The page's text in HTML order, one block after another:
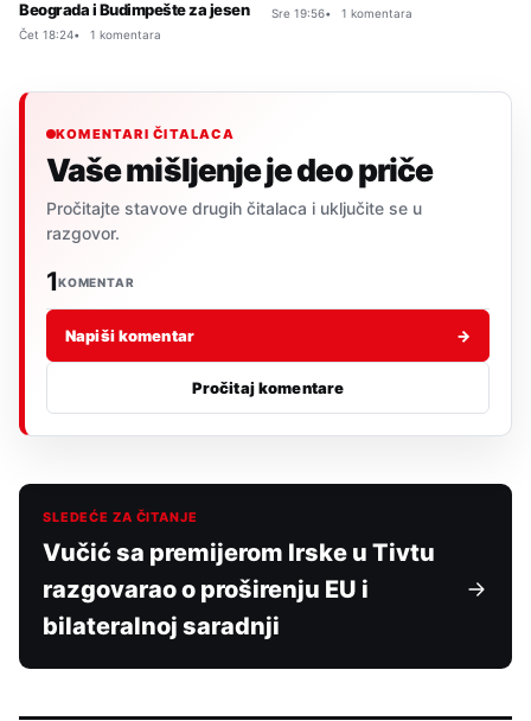
Beograda i Budimpešte za jesen
Čet 18:24 1 komentara
Sre 19:56 1 komentara
KOMENTARI ČITALACA
Vaše mišljenje je deo priče
Pročitajte stavove drugih čitalaca i uključite se u
razgovor.
1KOMENTAR
Napiši komentar →
Pročitaj komentare
SLEDEĆE ZA ČITANJE
Vučić sa premijerom Irske u Tivtu
razgovarao o proširenju EU i
bilateralnoj saradnji